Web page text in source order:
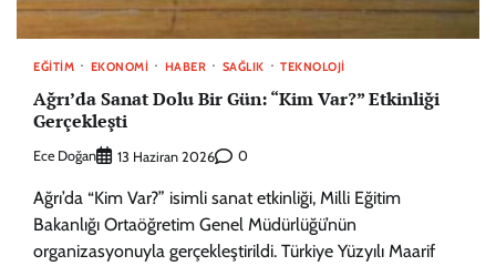
EĞITIM EKONOMI HABER SAĞLIK TEKNOLOJI
Ağrı’da Sanat Dolu Bir Gün: “Kim Var?” Etkinliği
Gerçekleşti
Ece Doğan 13 Haziran 2026 0
Ağrı’da “Kim Var?” isimli sanat etkinliği, Milli Eğitim
Bakanlığı Ortaöğretim Genel Müdürlüğü’nün
organizasyonuyla gerçekleştirildi. Türkiye Yüzyılı Maarif